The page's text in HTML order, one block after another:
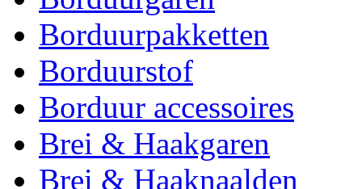
Borduurpakketten
Borduurstof
Borduur accessoires
Brei & Haakgaren
Brei & Haaknaalden